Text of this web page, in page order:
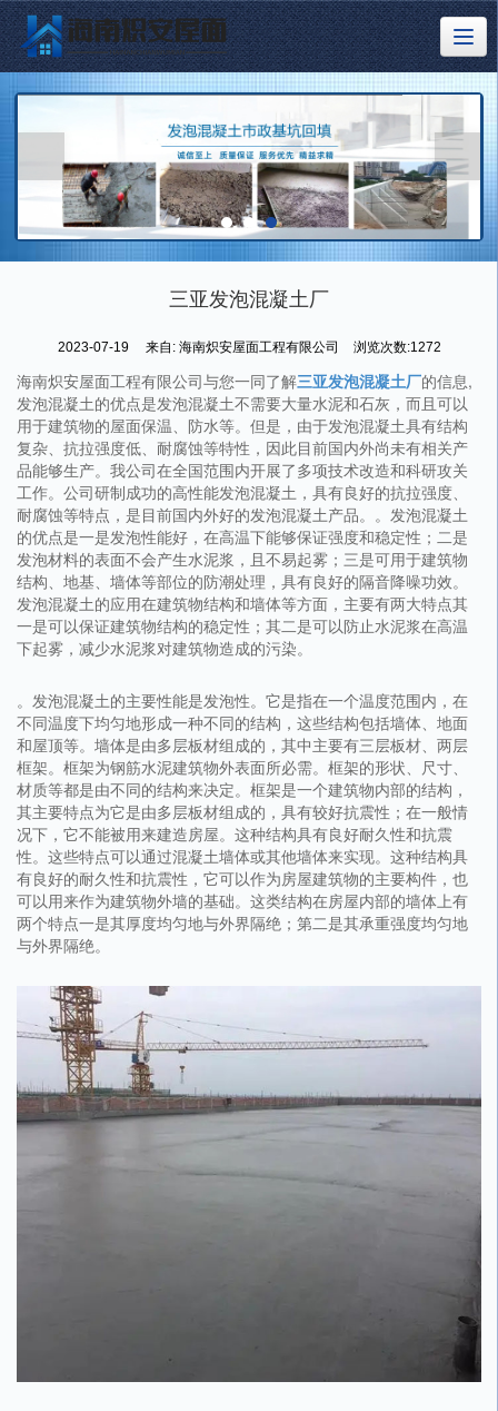
三亚发泡混凝土厂
2023-07-19 来自: 海南炽安屋面工程有限公司 浏览次数:1272
海南炽安屋面工程有限公司与您一同了解三亚发泡混凝土厂的信息,
发泡混凝土的优点是发泡混凝土不需要大量水泥和石灰，而且可以
用于建筑物的屋面保温、防水等。但是，由于发泡混凝土具有结构
复杂、抗拉强度低、耐腐蚀等特性，因此目前国内外尚未有相关产
品能够生产。我公司在全国范围内开展了多项技术改造和科研攻关
工作。公司研制成功的高性能发泡混凝土，具有良好的抗拉强度、
耐腐蚀等特点，是目前国内外好的发泡混凝土产品。。发泡混凝土
的优点是一是发泡性能好，在高温下能够保证强度和稳定性；二是
发泡材料的表面不会产生水泥浆，且不易起雾；三是可用于建筑物
结构、地基、墙体等部位的防潮处理，具有良好的隔音降噪功效。
发泡混凝土的应用在建筑物结构和墙体等方面，主要有两大特点其
一是可以保证建筑物结构的稳定性；其二是可以防止水泥浆在高温
下起雾，减少水泥浆对建筑物造成的污染。
。发泡混凝土的主要性能是发泡性。它是指在一个温度范围内，在
不同温度下均匀地形成一种不同的结构，这些结构包括墙体、地面
和屋顶等。墙体是由多层板材组成的，其中主要有三层板材、两层
框架。框架为钢筋水泥建筑物外表面所必需。框架的形状、尺寸、
材质等都是由不同的结构来决定。框架是一个建筑物内部的结构，
其主要特点为它是由多层板材组成的，具有较好抗震性；在一般情
况下，它不能被用来建造房屋。这种结构具有良好耐久性和抗震
性。这些特点可以通过混凝土墙体或其他墙体来实现。这种结构具
有良好的耐久性和抗震性，它可以作为房屋建筑物的主要构件，也
可以用来作为建筑物外墙的基础。这类结构在房屋内部的墙体上有
两个特点一是其厚度均匀地与外界隔绝；第二是其承重强度均匀地
与外界隔绝。